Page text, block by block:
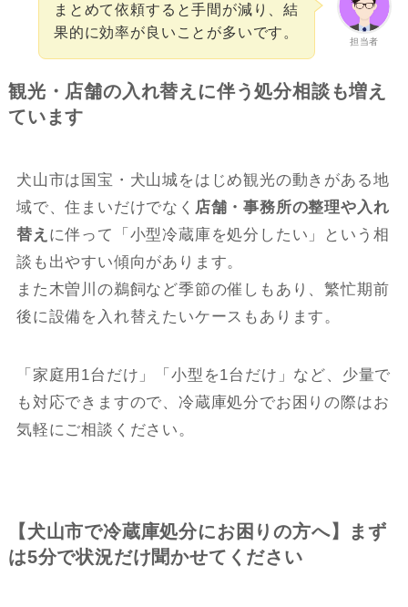
担当者
まとめて依頼すると手間が減り、結
果的に効率が良いことが多いです。
観光・店舗の入れ替えに伴う処分相談も増え
ています
犬山市は国宝・犬山城をはじめ観光の動きがある地
域で、住まいだけでなく 店舗・事務所の整理や入れ
替え に伴って「小型冷蔵庫を処分したい」という相
談も出やすい傾向があります。
また木曽川の鵜飼など季節の催しもあり、繁忙期前
後に設備を入れ替えたいケースもあります。
「家庭用1台だけ」「小型を1台だけ」など、少量で
も対応できますので、冷蔵庫処分でお困りの際はお
気軽にご相談ください。
【犬山市で冷蔵庫処分にお困りの方へ】まず
は5分で状況だけ聞かせてください